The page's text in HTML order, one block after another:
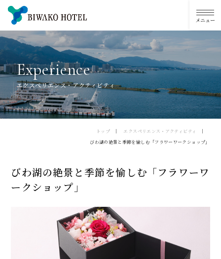
Experience
エクスペリエンス・アクティビティ
トップ
エクスペリエンス・アクティビティ
びわ湖の絶景と季節を愉しむ「フラワーワークショップ」
びわ湖の絶景と季節を愉しむ「フラワーワ
ークショップ」